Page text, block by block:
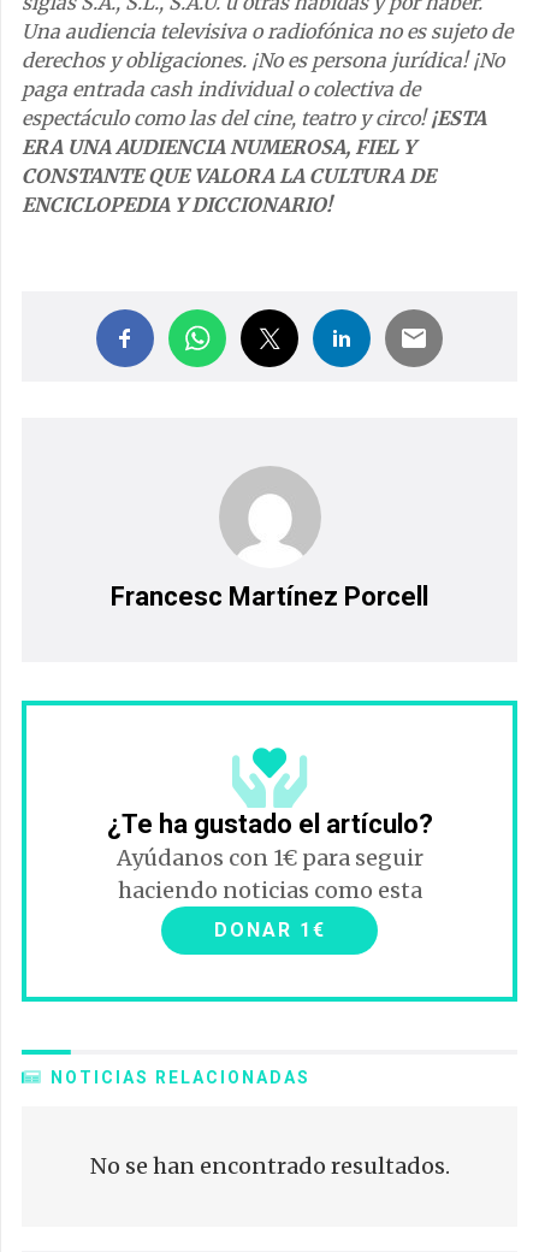
Una audiencia televisiva o radiofónica no es sujeto de
derechos y obligaciones. ¡No es persona jurídica! ¡No
paga entrada cash individual o colectiva de
espectáculo como las del cine, teatro y circo!¡ESTA
ERA UNA AUDIENCIA NUMEROSA, FIEL Y
CONSTANTE QUE VALORA LA CULTURA DE
ENCICLOPEDIA Y DICCIONARIO!
Francesc Martínez Porcell
¿Te ha gustado el artículo?
Ayúdanos con 1€ para seguir
haciendo noticias como esta
DONAR 1€
NOTICIAS RELACIONADAS
No se han encontrado resultados.